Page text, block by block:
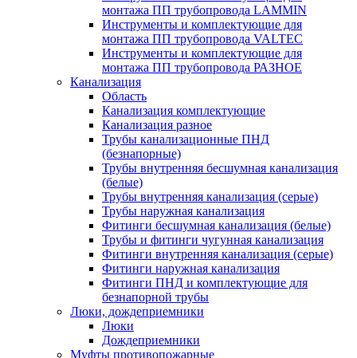
монтажа ПП трубопровода LAMMIN
Инструменты и комплектующие для
монтажа ПП трубопровода VALTEC
Инструменты и комплектующие для
монтажа ПП трубопровода РАЗНОЕ
Канализация
Область
Канализация комплектующие
Канализация разное
Трубы канализационные ПНД
(безнапорные)
Трубы внутренняя бесшумная канализация
(белые)
Трубы внутренняя канализация (серые)
Трубы наружная канализация
Фитинги бесшумная канализация (белые)
Трубы и фитинги чугунная канализация
Фитинги внутренняя канализация (серые)
Фитинги наружная канализация
Фитинги ПНД и комплектующие для
безнапорной трубы
Люки, дождеприемники
Люки
Дождеприемники
Муфты противопожарные